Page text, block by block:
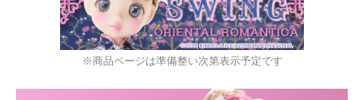
※商品ページは準備整い次第表示予定です